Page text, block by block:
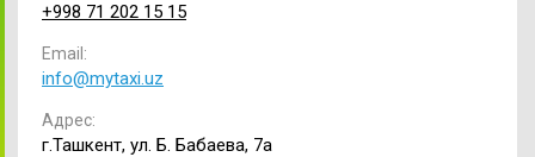
+998 71 202 15 15
Email:
info@mytaxi.uz
Адрес:
г.Ташкент, ул. Б. Бабаева, 7а